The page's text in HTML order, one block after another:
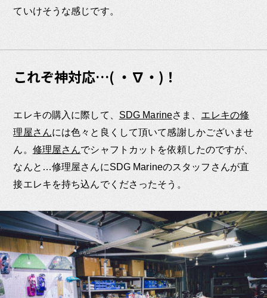
ていけそうな感じです。
これぞ神対応…( ・∇・)！
エレキの購入に際して、 SDG Marineさま、 エレキの修
理屋さんには色々と良くして頂いて感謝しかございませ
ん。 修理屋さんでシャフトカットを依頼したのですが、
なんと…修理屋さんにSDG Marineのスタッフさんが直
接エレキを持ち込んでくださったそう。